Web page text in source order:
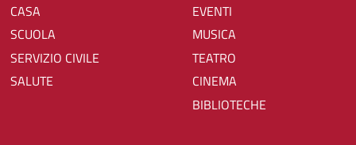
CASA
SCUOLA
SERVIZIO CIVILE
SALUTE
EVENTI
MUSICA
TEATRO
CINEMA
BIBLIOTECHE